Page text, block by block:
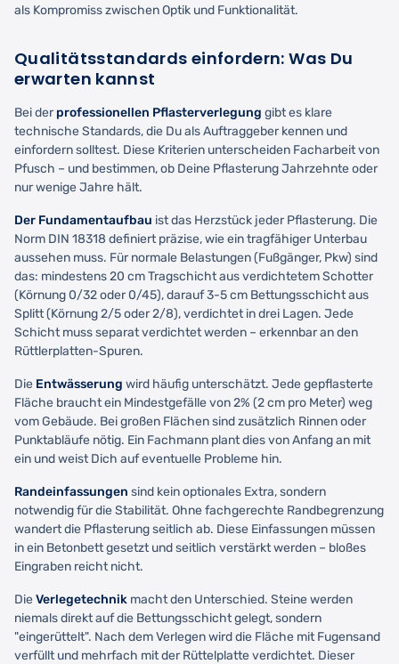
als Kompromiss zwischen Optik und Funktionalität.
Qualitätsstandards einfordern: Was Du
erwarten kannst
Bei derprofessionellen Pflasterverlegung gibt es klare
technische Standards, die Du als Auftraggeber kennen und
einfordern solltest. Diese Kriterien unterscheiden Facharbeit von
Pfusch – und bestimmen, ob Deine Pflasterung Jahrzehnte oder
nur wenige Jahre hält.
Der Fundamentaufbau ist das Herzstück jeder Pflasterung. Die
Norm DIN 18318 definiert präzise, wie ein tragfähiger Unterbau
aussehen muss. Für normale Belastungen (Fußgänger, Pkw) sind
das: mindestens 20 cm Tragschicht aus verdichtetem Schotter
(Körnung 0/32 oder 0/45), darauf 3-5 cm Bettungsschicht aus
Splitt (Körnung 2/5 oder 2/8), verdichtet in drei Lagen. Jede
Schicht muss separat verdichtet werden – erkennbar an den
Rüttlerplatten-Spuren.
Die Entwässerung wird häufig unterschätzt. Jede gepflasterte
Fläche braucht ein Mindestgefälle von 2% (2 cm pro Meter) weg
vom Gebäude. Bei großen Flächen sind zusätzlich Rinnen oder
Punktabläufe nötig. Ein Fachmann plant dies von Anfang an mit
ein und weist Dich auf eventuelle Probleme hin.
Randeinfassungen sind kein optionales Extra, sondern
notwendig für die Stabilität. Ohne fachgerechte Randbegrenzung
wandert die Pflasterung seitlich ab. Diese Einfassungen müssen
in ein Betonbett gesetzt und seitlich verstärkt werden – bloßes
Eingraben reicht nicht.
DieVerlegetechnik macht den Unterschied. Steine werden
niemals direkt auf die Bettungsschicht gelegt, sondern
"eingerüttelt". Nach dem Verlegen wird die Fläche mit Fugensand
verfüllt und mehrfach mit der Rüttelplatte verdichtet. Dieser